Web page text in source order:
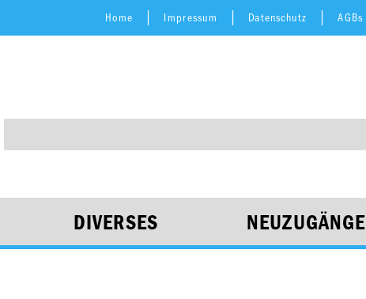
Home Impressum Datenschutz AGBs
DIVERSES NEUZUGÄNGE